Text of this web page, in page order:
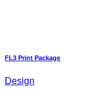
FL3 Print Package
Design